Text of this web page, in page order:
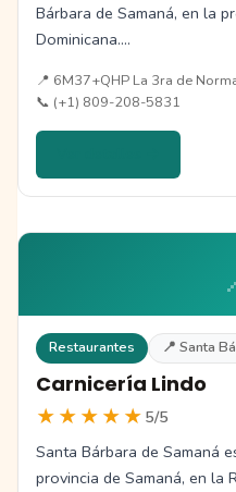
Bárbara de Samaná, en la
Dominicana.…
📍 6M37+QHP La 3ra de
📞 (+1) 809-208-5831
Restaurantes 📍 Santa
Carnicería Lindo
★★★★★ 5/5
Santa Bárbara de Samaná
provincia de Samaná, en la